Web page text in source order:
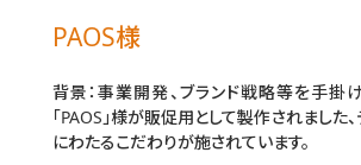
PAOS様
背景：事業開発、ブランド戦略等を手掛
「PAOS」様が販促用として製作されました
にわたるこだわりが施されています。